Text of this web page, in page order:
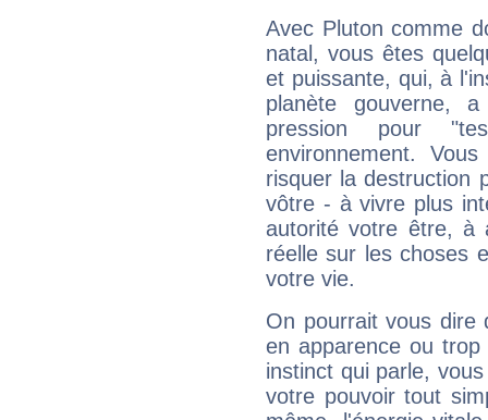
Avec Pluton comme
natal, vous êtes
et puissante, qui, à
planète gouverne,
pression pour
environnement.
risquer la destruction
vôtre - à vivre plus
autorité votre être, à
réelle sur les choses
votre vie.
On pourrait vous dire
en apparence ou
instinct qui parle,
votre pouvoir tout